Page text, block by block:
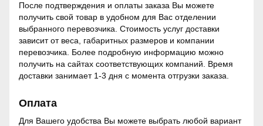
После подтверждения и оплаты заказа Вы можете
получить свой товар в удобном для Вас отделении
выбранного перевозчика. Стоимость услуг доставки
зависит от веса, габаритных размеров и компании
перевозчика. Более подробную информацию можно
получить на сайтах соответствующих компаний. Время
доставки занимает 1-3 дня с момента отгрузки заказа.
Оплата
Для Вашего удобства Вы можете выбрать любой вариант